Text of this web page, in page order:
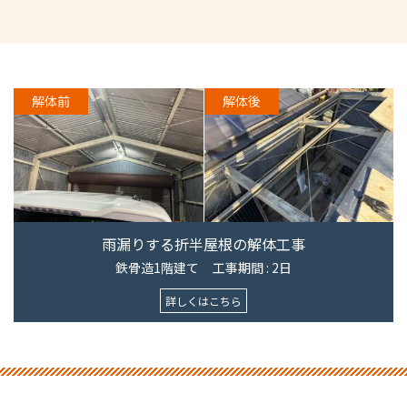
解体前 解体後
雨漏りする折半屋根の解体工事
鉄骨造1階建て 工事期間 : 2日
詳しくはこちら